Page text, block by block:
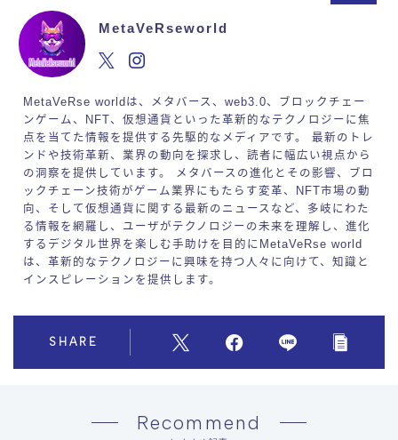
MetaVeRseworld
MetaVeRse worldは、メタバース、web3.0、ブロックチェー
ンゲーム、NFT、仮想通貨といった革新的なテクノロジーに焦
点を当てた情報を提供する先駆的なメディアです。 最新のトレ
ンドや技術革新、業界の動向を探求し、読者に幅広い視点から
の洞察を提供しています。 メタバースの進化とその影響、ブロ
ックチェーン技術がゲーム業界にもたらす変革、NFT市場の動
向、そして仮想通貨に関する最新のニュースなど、多岐にわた
る情報を網羅し、ユーザがテクノロジーの未来を理解し、進化
するデジタル世界を楽しむ手助けを目的にMetaVeRse world
は、革新的なテクノロジーに興味を持つ人々に向けて、知識と
インスピレーションを提供します。
SHARE
Recommend